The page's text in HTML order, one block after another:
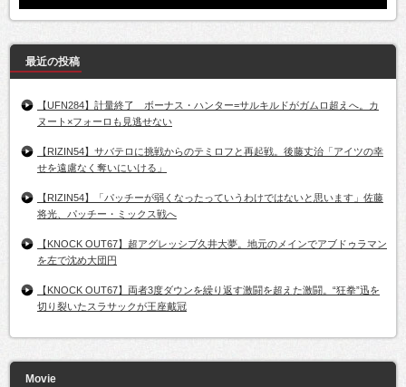
最近の投稿
【UFN284】計量終了 ボーナス・ハンター=サルキルドがガムロ超えへ。カ
ヌート×フォーロも見逃せない
【RIZIN54】サバテロに挑戦からのテミロフと再起戦。後藤丈治「アイツの幸
せを遠慮なく奪いにいける」
【RIZIN54】「パッチーが弱くなったっていうわけではないと思います」佐藤
将光、パッチー・ミックス戦へ
【KNOCK OUT67】超アグレッシブ久井大夢。地元のメインでアブドゥラマン
を左で沈め大団円
【KNOCK OUT67】両者3度ダウンを繰り返す激闘を超えた激闘。“狂拳”迅を
切り裂いたスラサックが王座戴冠
Movie